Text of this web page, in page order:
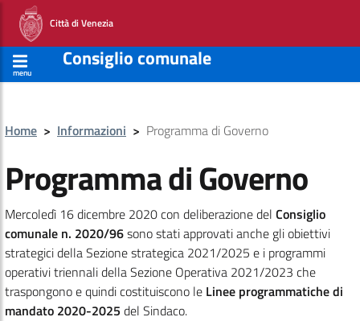
Città di Venezia
menu
Consiglio comunale
Home > Informazioni > Programma di Governo
Programma di Governo
Mercoledì 16 dicembre 2020 con deliberazione del Consiglio
comunale n. 2020/96sono stati approvati anche gli obiettivi
strategici della Sezione strategica 2021/2025 e i programmi
operativi triennali della Sezione Operativa 2021/2023 che
traspongono e quindi costituiscono le Linee programmatiche di
mandato 2020-2025 del Sindaco.